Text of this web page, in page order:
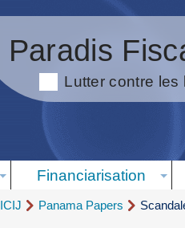
Paradis
Lutter contre
Financiarisation
ICIJ Panama Papers